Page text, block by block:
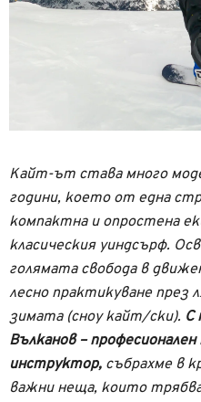
Кайт-ът става много
години, което от една
компактна и опростена
класическия уиндсърф.
голямата свобода в
лесно практикуване
зимата (сноу кайт/ски). С
Вълканов –
инструктор, събрахме в
важни неща, които